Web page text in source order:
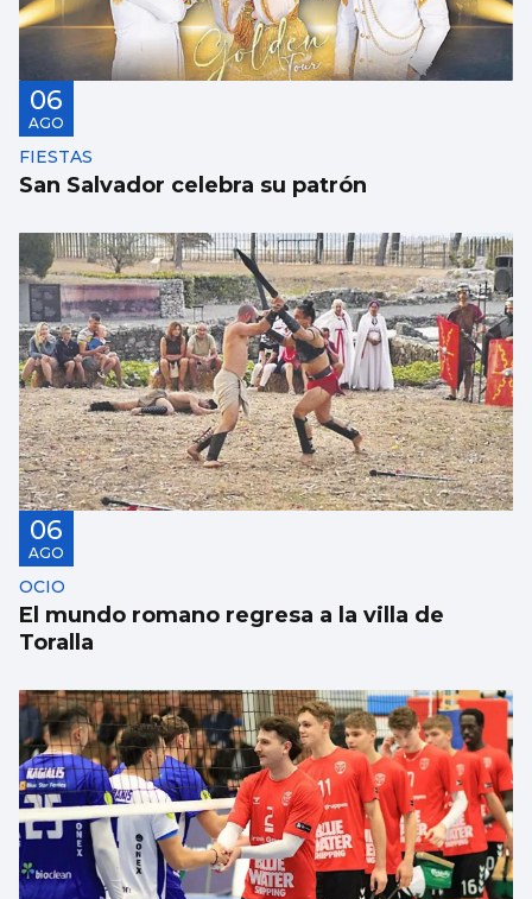
Pacientes de Vigo participan en un estudio
sobre hemodiálisis
06
AGO
FIESTAS
San Salvador celebra su patrón
06
AGO
OCIO
El mundo romano regresa a la villa de
Toralla